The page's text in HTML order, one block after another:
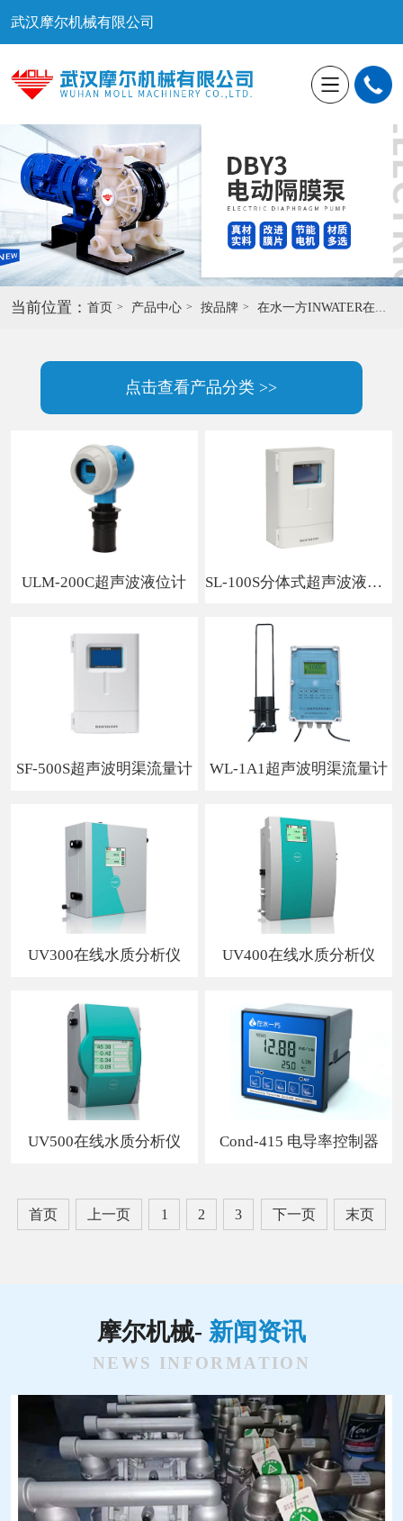
武汉摩尔机械有限公司
当前位置： 首页 产品中心 按品牌 在水一方INWATER在线仪表
点击查看产品分类 >>
ULM-200C超声波液位计 SL-100S分体式超声波液位计
SF-500S超声波明渠流量计 WL-1A1超声波明渠流量计
UV300在线水质分析仪 UV400在线水质分析仪
UV500在线水质分析仪 Cond-415 电导率控制器
首页 上一页 1 2 3 下一页 末页
摩尔机械- 新闻资讯
NEWS INFORMATION